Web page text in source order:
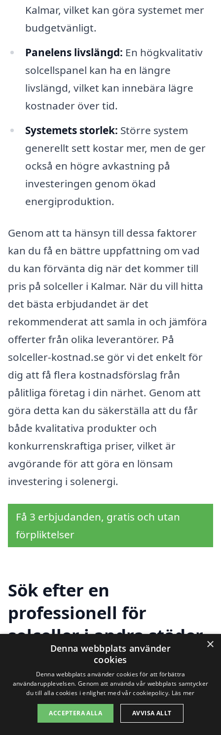
Kalmar, vilket kan göra systemet mer
budgetvänligt.
Panelens livslängd: En högkvalitativ
solcellspanel kan ha en längre
livslängd, vilket kan innebära lägre
kostnader över tid.
Systemets storlek: Större system
generellt sett kostar mer, men de ger
också en högre avkastning på
investeringen genom ökad
energiproduktion.
Genom att ta hänsyn till dessa faktorer
kan du få en bättre uppfattning om vad
du kan förvänta dig när det kommer till
pris på solceller i Kalmar. När du vill hitta
det bästa erbjudandet är det
rekommenderat att samla in och jämföra
offerter från olika leverantörer. På
solceller-kostnad.se gör vi det enkelt för
dig att få flera kostnadsförslag från
pålitliga företag i din närhet. Genom att
göra detta kan du säkerställa att du får
både kvalitativa produkter och
konkurrenskraftiga priser, vilket är
avgörande för att göra en lönsam
investering i solenergi.
Få 3 erbjudanden, gratis och utan
förpliktelser
Sök efter en
professionell för
solceller i andra städer
nära Kalmar
Att installera solceller är ett smart och
hållbart val för många husägare. Om du
×
Denna webbplats använder
cookies
Denna webbplats använder cookies för att förbättra
användarupplevelsen. Genom att använda vår webbplats samtycker
du till alla cookies i enlighet med vår cookiepolicy. Läs mer
ACCEPTERA ALLA AVVISA ALLT